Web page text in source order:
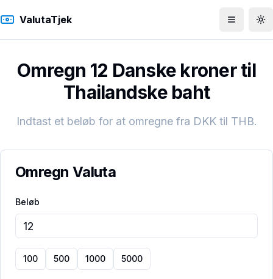
ValutaTjek Åbn menu
Omregn 12 Danske kroner til
Thailandske baht
Indtast et beløb for at omregne fra DKKtil THB.
Omregn Valuta
Beløb
100 500 1000 5000